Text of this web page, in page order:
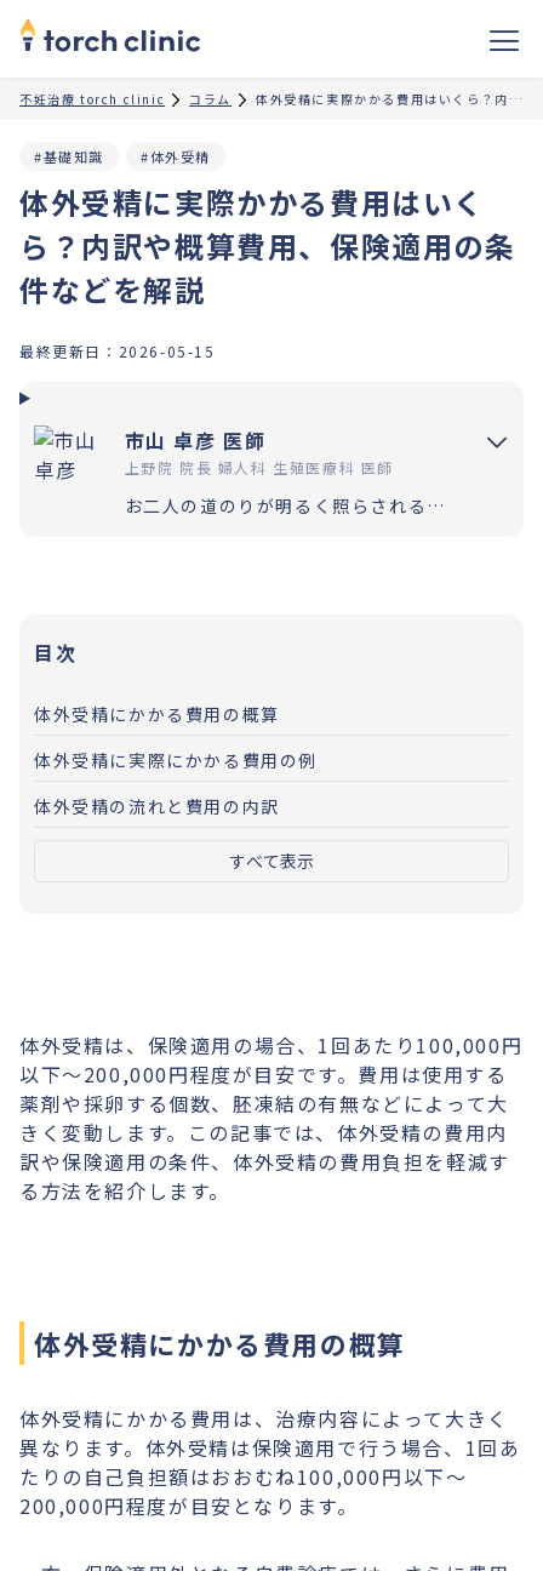
不妊治療 torch clinic コラム 体外受精に実際かかる費用はいくら？内訳や概算費用、保険適用の条件などを解説
体外受精に実際かかる費用はいく
ら？内訳や概算費用、保険適用の条
件などを解説
#基礎知識 #体外受精
最終更新日： 2026-05-15
市山 卓彦 医師
上野院 院長 婦人科 生殖医療科 医師
お二人の道のりが明るく照らされるよう「理解」と「納得」の上で選択いただく過程を大切にしています。エビデンスに基づいた高水準の医療提供により「幸せな家族計画の実現」をお手伝いさせていただきます。
目次
体外受精にかかる費用の概算
体外受精に実際にかかる費用の例
体外受精の流れと費用の内訳
すべて表示
体外受精は、保険適用の場合、1回あたり100,000円
以下〜200,000円程度が目安です。費用は使用する
薬剤や採卵する個数、胚凍結の有無などによって大
きく変動します。この記事では、体外受精の費用内
訳や保険適用の条件、体外受精の費用負担を軽減す
る方法を紹介します。
体外受精にかかる費用の概算
体外受精にかかる費用は、治療内容によって大きく
異なります。体外受精は保険適用で行う場合、1回あ
たりの自己負担額はおおむね100,000円以下〜
200,000円程度が目安となります。